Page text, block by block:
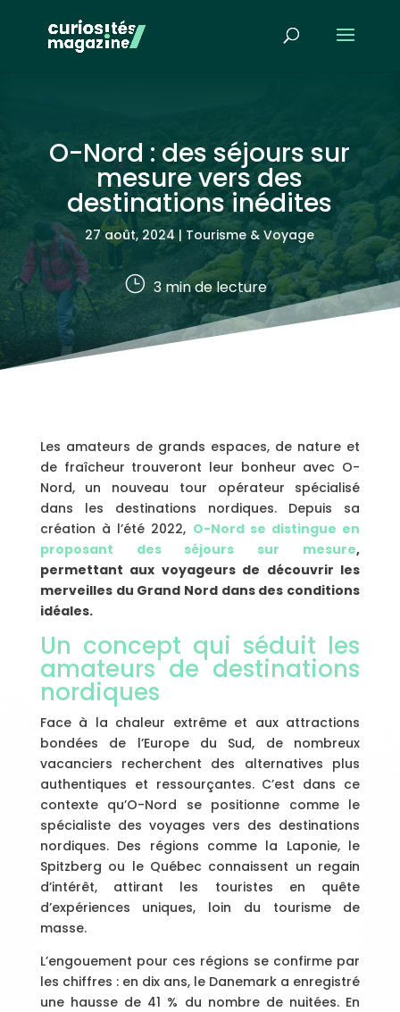
O-Nord : des séjours sur
mesure vers des
destinations inédites
27 août, 2024 | Tourisme & Voyage
} 3min de lecture
Les amateurs de grands espaces, de nature et
de fraîcheur trouveront leur bonheur avec O-
Nord, un nouveau tour opérateur spécialisé
dans les destinations nordiques. Depuis sa
création à l’été 2022, O-Nord se distingue en
proposant des séjours sur mesure,
permettant aux voyageurs de découvrir les
merveilles du Grand Nord dans des conditions
idéales.
Un concept qui séduit les
amateurs de destinations
nordiques
Face à la chaleur extrême et aux attractions
bondées de l’Europe du Sud, de nombreux
vacanciers recherchent des alternatives plus
authentiques et ressourçantes. C’est dans ce
contexte qu’O-Nord se positionne comme le
spécialiste des voyages vers des destinations
nordiques. Des régions comme la Laponie, le
Spitzberg ou le Québec connaissent un regain
d’intérêt, attirant les touristes en quête
d’expériences uniques, loin du tourisme de
masse.
L’engouement pour ces régions se confirme par
les chiffres : en dix ans, le Danemark a enregistré
une hausse de 41 % du nombre de nuitées. En